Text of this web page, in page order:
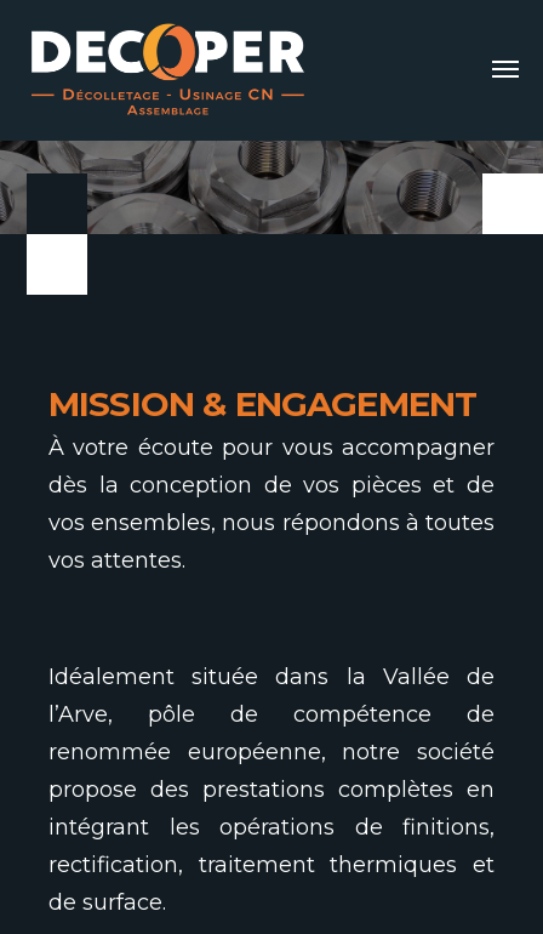
Nos Process
MISSION & ENGAGEMENT
À votre écoute pour vous accompagner
dès la conception de vos pièces et de
vos ensembles, nous répondons à toutes
vos attentes.
Idéalement située dans la Vallée de
l’Arve, pôle de compétence de
renommée européenne, notre société
propose des prestations complètes en
intégrant les opérations de finitions,
rectification, traitement thermiques et
de surface.